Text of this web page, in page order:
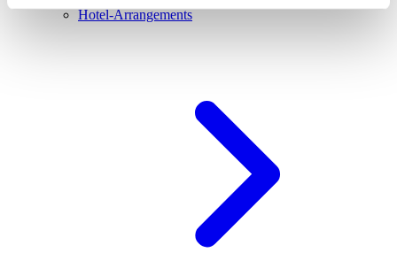
Hotel-Arrangements